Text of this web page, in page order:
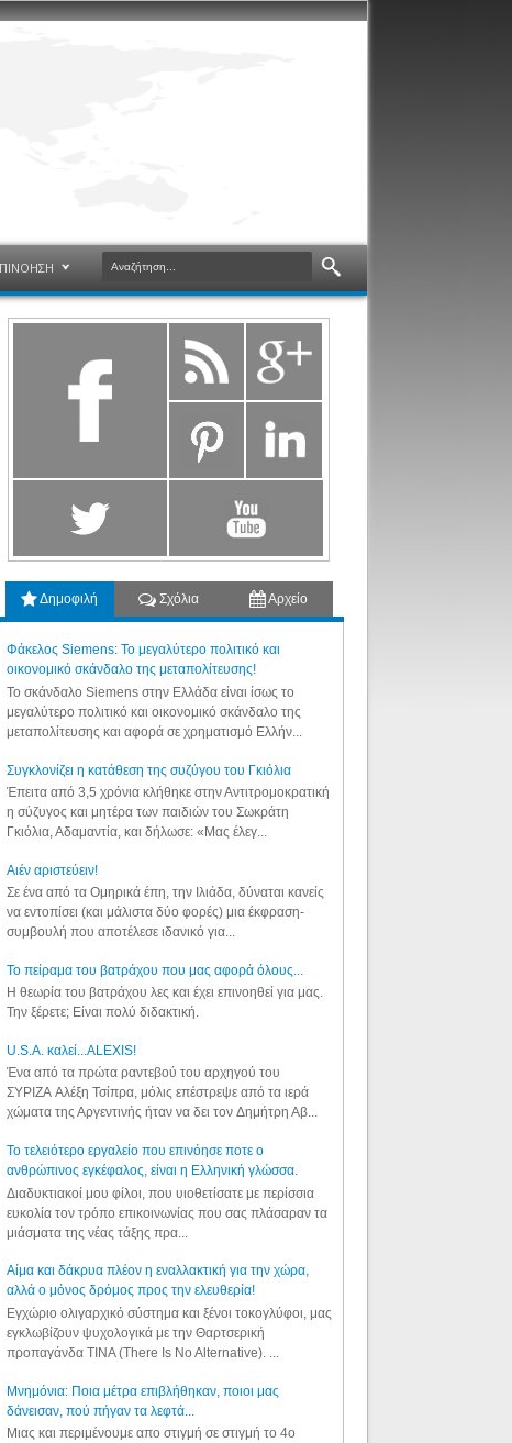
Δημοφιλή Σχόλια Αρχείο
Φάκελος Siemens: Το μεγαλύτερο πολιτικό και
οικονομικό σκάνδαλο της μεταπολίτευσης!
Το σκάνδαλο Siemens στην Ελλάδα είναι ίσως το
μεγαλύτερο πολιτικό και οικονομικό σκάνδαλο της
μεταπολίτευσης και αφορά σε χρηματισμό Ελλήν...
Συγκλονίζει η κατάθεση της συζύγου του Γκιόλια
Έπειτα από 3,5 χρόνια κλήθηκε στην Αντιτρομοκρατική
η σύζυγος και μητέρα των παιδιών του Σωκράτη
Γκιόλια, Αδαμαντία, και δήλωσε: «Μας έλεγ...
Aιέν αριστεύειν!
Σε ένα από τα Ομηρικά έπη, την Ιλιάδα, δύναται κανείς
να εντοπίσει (και μάλιστα δύο φορές) μια έκφραση-
συμβουλή που αποτέλεσε ιδανικό για...
Το πείραμα του βατράχου που μας αφορά όλους...
Η θεωρία του βατράχου λες και έχει επινοηθεί για μας.
Την ξέρετε; Είναι πολύ διδακτική.
U.S.A. καλεί...ALEXIS!
Ένα από τα πρώτα ραντεβού του αρχηγού του
ΣΥΡΙΖΑ Αλέξη Τσίπρα, μόλις επέστρεψε από τα ιερά
χώματα της Αργεντινής ήταν να δει τον Δημήτρη Αβ...
Το τελειότερο εργαλείο που επινόησε ποτε ο
ανθρώπινος εγκέφαλος, είναι η Ελληνική γλώσσα.
Διαδυκτιακοί μου φίλοι, που υιοθετίσατε με περίσσια
ευκολία τον τρόπο επικοινωνίας που σας πλάσαραν τα
μιάσματα της νέας τάξης πρα...
Αίμα και δάκρυα πλέον η εναλλακτική για την χώρα,
αλλά ο μόνος δρόμος προς την ελευθερία!
Εγχώριο ολιγαρχικό σύστημα και ξένοι τοκογλύφοι, μας
εγκλωβίζουν ψυχολογικά με την Θαρτσερική
προπαγάνδα TINA (There Is No Alternative). ...
Μνημόνια: Ποια μέτρα επιβλήθηκαν, ποιοι μας
δάνεισαν, πού πήγαν τα λεφτά...
Μιας και περιμένουμε απο στιγμή σε στιγμή το 4ο